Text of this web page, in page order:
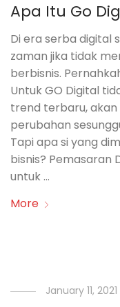
Apa Itu Go
Di era serba digital
zaman jika tidak
berbisnis.
Untuk GO Digital
trend terbaru,
perubahan
Tapi apa si yang
bisnis? Pemasaran
untuk …
More
January 11, 2021